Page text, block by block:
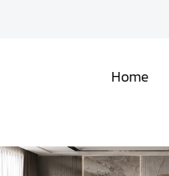
Home